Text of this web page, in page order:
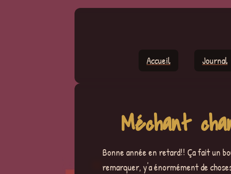
Accueil Journal
Méchant
Bonne année en retard!! Ça fait un
remarquer, y'a énormément de